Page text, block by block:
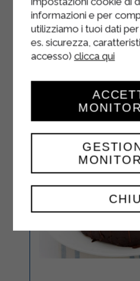
désiré.
informazioni e per
utilizziamo i tuoi dati
es. sicurezza,
accesso) clicca qui